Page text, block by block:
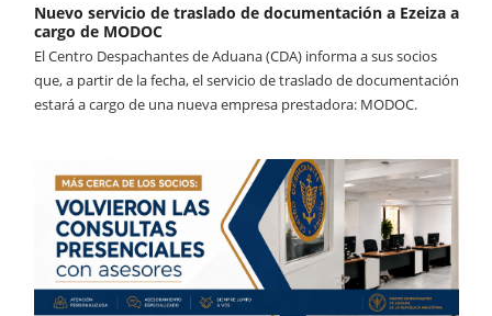
Nuevo servicio de traslado de documentación a Ezeiza a
cargo de MODOC
El Centro Despachantes de Aduana (CDA) informa a sus socios
que, a partir de la fecha, el servicio de traslado de documentación
estará a cargo de una nueva empresa prestadora: MODOC.